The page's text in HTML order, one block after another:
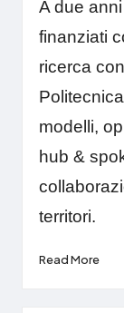
A due
finanziati
ricerca
modelli,
hub &
territori.
Read More